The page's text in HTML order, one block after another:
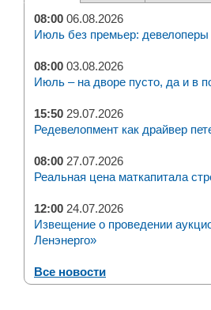
08:00 06.08.2026
Июль без премьер: девелоперы
08:00 03.08.2026
Июль – на дворе пусто, да и в
15:50 29.07.2026
Редевелопмент как драйвер
08:00 27.07.2026
Реальная цена маткапитала
12:00 24.07.2026
Извещение о проведении
Ленэнерго»
Все новости